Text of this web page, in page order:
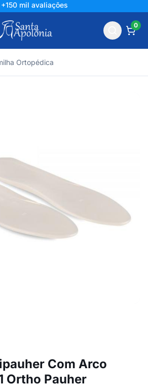
+150 mil avaliações
0
Ortopédica
Com Arco
Ortho Pauher